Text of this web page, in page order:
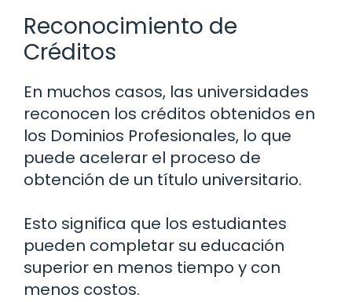
Reconocimiento de
Créditos
En muchos casos, las universidades
reconocen los créditos obtenidos en
los Dominios Profesionales, lo que
puede acelerar el proceso de
obtención de un título universitario.
Esto significa que los estudiantes
pueden completar su educación
superior en menos tiempo y con
menos costos.